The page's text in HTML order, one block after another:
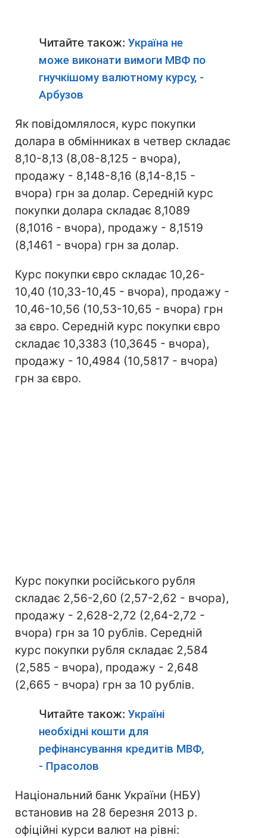
Читайте також: Україна не
може виконати вимоги МВФ по
гнучкішому валютному курсу, -
Арбузов
Як повідомлялося, курс покупки
долара в обмінниках в четвер складає
8,10-8,13 (8,08-8,125 - вчора),
продажу - 8,148-8,16 (8,14-8,15 -
вчора) грн за долар. Середній курс
покупки долара складає 8,1089
(8,1016 - вчора), продажу - 8,1519
(8,1461 - вчора) грн за долар.
Курс покупки євро складає 10,26-
10,40 (10,33-10,45 - вчора), продажу -
10,46-10,56 (10,53-10,65 - вчора) грн
за євро. Середній курс покупки євро
складає 10,3383 (10,3645 - вчора),
продажу - 10,4984 (10,5817 - вчора)
грн за євро.
Курс покупки російського рубля
складає 2,56-2,60 (2,57-2,62 - вчора),
продажу - 2,628-2,72 (2,64-2,72 -
вчора) грн за 10 рублів. Середній
курс покупки рубля складає 2,584
(2,585 - вчора), продажу - 2,648
(2,665 - вчора) грн за 10 рублів.
Читайте також: Україні
необхідні кошти для
рефінансування кредитів МВФ,
- Прасолов
Національний банк України (НБУ)
встановив на 28 березня 2013 р.
офіційні курси валют на рівні: